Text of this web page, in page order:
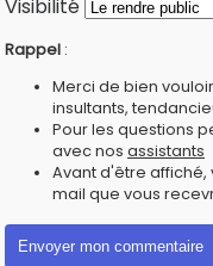
Visibilité
Rappel :
Merci de bien
insultants,
Pour les questions
avec nos assistants
Avant d'être
mail que vous